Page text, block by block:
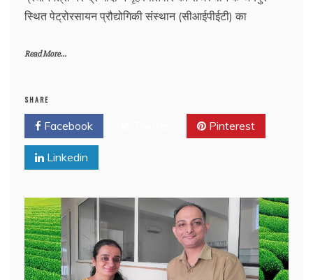
स्थित पेट्रोरसायन प्रौद्योगिकी संस्थान (सीआईपीईटी) का
Read More...
SHARE
Facebook Pinterest
Linkedin